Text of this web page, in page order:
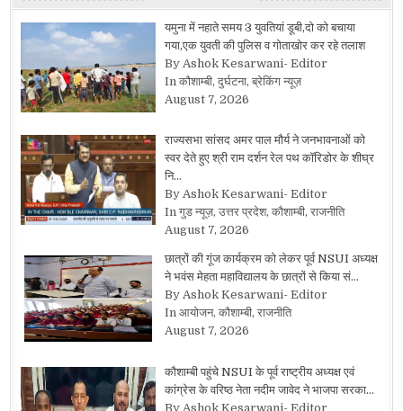
यमुना में नहाते समय 3 युवतियां डूबी,दो को बचाया
गया,एक युवती की पुलिस व गोताखोर कर रहे तलाश
By Ashok Kesarwani- Editor
In कौशाम्बी, दुर्घटना, ब्रेकिंग न्यूज़
August 7, 2026
राज्यसभा सांसद अमर पाल मौर्य ने जनभावनाओं को
स्वर देते हुए श्री राम दर्शन रेल पथ कॉरिडोर के शीघ्र
नि…
By Ashok Kesarwani- Editor
In गुड न्यूज़, उत्तर प्रदेश, कौशाम्बी, राजनीति
August 7, 2026
छात्रों की गूंज कार्यक्रम को लेकर पूर्व NSUI अध्यक्ष
ने भवंस मेहता महाविद्यालय के छात्रों से किया सं…
By Ashok Kesarwani- Editor
In आयोजन, कौशाम्बी, राजनीति
August 7, 2026
कौशाम्बी पहुंचे NSUI के पूर्व राष्ट्रीय अध्यक्ष एवं
कांग्रेस के वरिष्ठ नेता नदीम जावेद ने भाजपा सरका…
By Ashok Kesarwani- Editor